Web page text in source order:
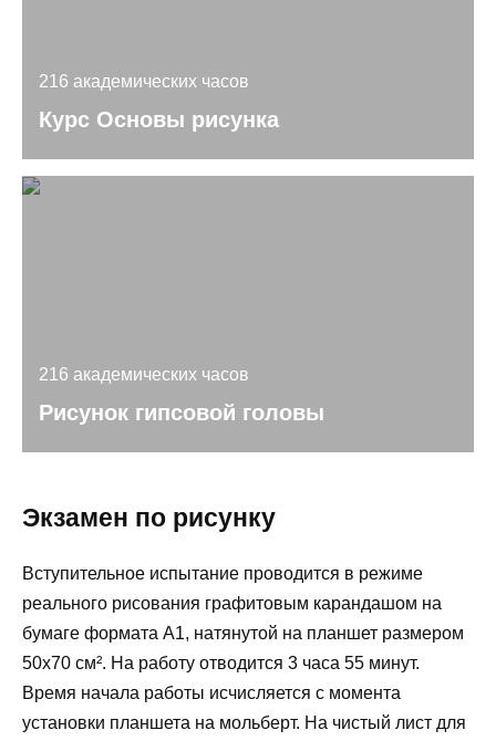
216 академических часов
Курс Основы рисунка
216 академических часов
Рисунок гипсовой головы
Экзамен по рисунку
Вступительное испытание проводится в режиме
реального рисования графитовым карандашом на
бумаге формата А1, натянутой на планшет размером
50х70 см². На работу отводится 3 часа 55 минут.
Время начала работы исчисляется с момента
установки планшета на мольберт. На чистый лист для